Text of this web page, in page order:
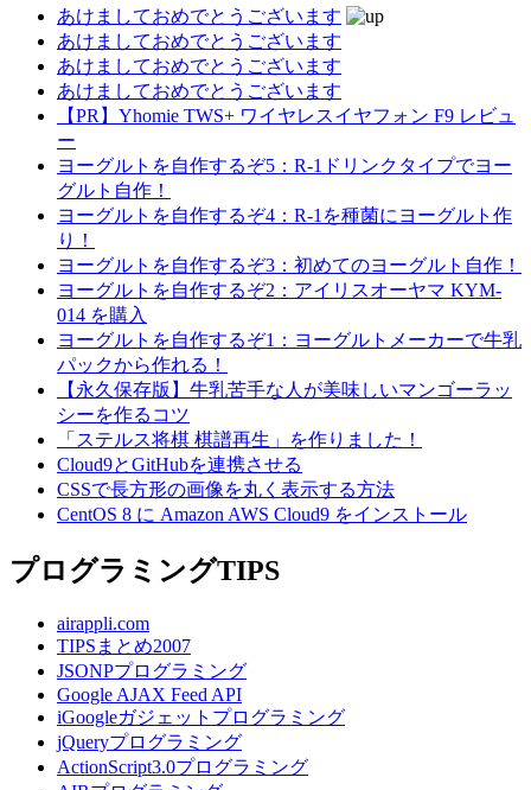
あけましておめでとうございます
あけましておめでとうございます
あけましておめでとうございます
あけましておめでとうございます
【PR】Yhomie TWS+ ワイヤレスイヤフォン F9 レビュ
ー
ヨーグルトを自作するぞ5：R-1ドリンクタイプでヨー
グルト自作！
ヨーグルトを自作するぞ4：R-1を種菌にヨーグルト作
り！
ヨーグルトを自作するぞ3：初めてのヨーグルト自作！
ヨーグルトを自作するぞ2：アイリスオーヤマ KYM-
014 を購入
ヨーグルトを自作するぞ1：ヨーグルトメーカーで牛乳
パックから作れる！
【永久保存版】牛乳苦手な人が美味しいマンゴーラッ
シーを作るコツ
「ステルス将棋 棋譜再生」を作りました！
Cloud9とGitHubを連携させる
CSSで長方形の画像を丸く表示する方法
CentOS 8 に Amazon AWS Cloud9 をインストール
プログラミングTIPS
airappli.com
TIPSまとめ2007
JSONPプログラミング
Google AJAX Feed API
iGoogleガジェットプログラミング
jQueryプログラミング
ActionScript3.0プログラミング